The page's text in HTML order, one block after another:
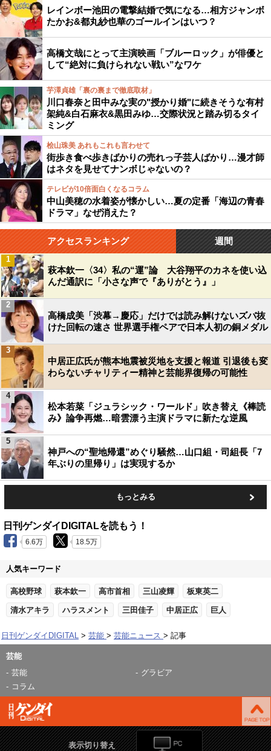
レインボー池田の電撃結婚で気になる…相方ジャンボ
たかお&都丸紗也華のゴールインはいつ？
高橋文哉にとって主演映画「ブルーロック」が俳優と
して“絶対に負けられない戦い”なワケ
芋澤貞雄「裏の裏まで徹底取材」
川口春奈と田中みな実の"授かり婚"に続きそうな有村
架純&白石麻衣&黒田みゆ…交際状況と踏み切るタイ
ミング
桧山珠美 あれもこれも言わせて
街歩き食べ歩きばかりの売れっ子芸人ばかり…漫才師
はネタを見せてナンボじゃないの？
テレビが10倍面白くなるコラム
中山美穂の水着姿が懐かしい…夏の定番「海辺の青春
ドラマ」なぜ消えた？
アクセスランキング 週間
萩本欽一〈34〉私の“運”論 大谷翔平のカネを使い込
んだ通訳に「小さな声で『ありがとう』」
1
高橋成美「渋幕→慶応」だけでは読み解けないズバ抜
けた回転の速さ 世界選手権ペアで日本人初の銅メダル
2
中居正広氏が熊本地震被災地を支援と報道 引退後も変
わらないチャリティー精神と芸能界復帰の可能性
3
松本若菜「ジュラシック・ワールド」吹き替え《棒読
み》論争再燃…暗雲漂う主演ドラマに新たな逆風
4
神戸への“聖地帰還”めぐり騒然…山口組・司組長「7
年ぶりの里帰り」は実現するか
5
もっとみる
日刊ゲンダイDIGITALを読もう！
6.6万 18.5万
人気キーワード
高校野球 萩本欽一 高市首相 三山凌輝 板東英二
清水アキラ ハラスメント 三田佳子 中居正広 巨人
日刊ゲンダイDIGITAL 芸能 芸能ニュース 記事
芸能
芸能
グラビア
コラム
表示切り替え